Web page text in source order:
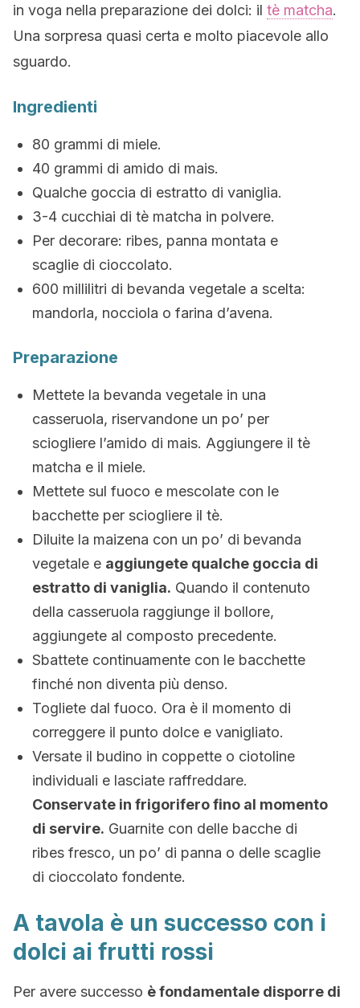
in voga nella preparazione dei dolci: il tè matcha.
Una sorpresa quasi certa e molto piacevole allo
sguardo.
Ingredienti
80 grammi di miele.
40 grammi di amido di mais.
Qualche goccia di estratto di vaniglia.
3-4 cucchiai di tè matcha in polvere.
Per decorare: ribes, panna montata e
scaglie di cioccolato.
600 millilitri di bevanda vegetale a scelta:
mandorla, nocciola o farina d’avena.
Preparazione
Mettete la bevanda vegetale in una
casseruola, riservandone un po’ per
sciogliere l’amido di mais. Aggiungere il tè
matcha e il miele.
Mettete sul fuoco e mescolate con le
bacchette per sciogliere il tè.
Diluite la maizena con un po’ di bevanda
vegetale e aggiungete qualche goccia di
estratto di vaniglia. Quando il contenuto
della casseruola raggiunge il bollore,
aggiungete al composto precedente.
Sbattete continuamente con le bacchette
finché non diventa più denso.
Togliete dal fuoco. Ora è il momento di
correggere il punto dolce e vanigliato.
Versate il budino in coppette o ciotoline
individuali e lasciate raffreddare.
Conservate in frigorifero fino al momento
di servire. Guarnite con delle bacche di
ribes fresco, un po’ di panna o delle scaglie
di cioccolato fondente.
A tavola è un successo con i
dolci ai frutti rossi
Per avere successo è fondamentale disporre di